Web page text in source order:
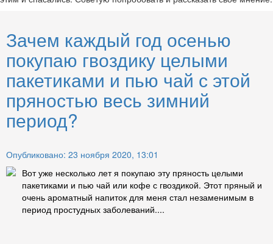
Зачем каждый год осенью
покупаю гвоздику целыми
пакетиками и пью чай с этой
пряностью весь зимний
период?
Опубликовано: 23 ноября 2020, 13:01
Вот уже несколько лет я покупаю эту пряность целыми
пакетиками и пью чай или кофе с гвоздикой. Этот пряный и
очень ароматный напиток для меня стал незаменимым в
период простудных заболеваний....